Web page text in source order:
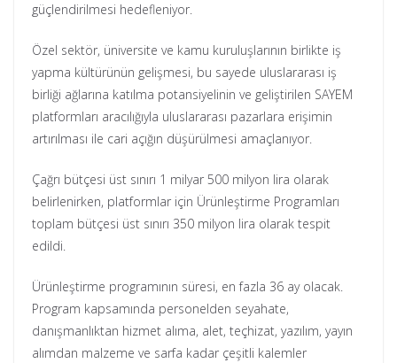
güçlendirilmesi hedefleniyor.
Özel sektör, üniversite ve kamu kuruluşlarının birlikte iş
yapma kültürünün gelişmesi, bu sayede uluslararası iş
birliği ağlarına katılma potansiyelinin ve geliştirilen SAYEM
platformları aracılığıyla uluslararası pazarlara erişimin
artırılması ile cari açığın düşürülmesi amaçlanıyor.
Çağrı bütçesi üst sınırı 1 milyar 500 milyon lira olarak
belirlenirken, platformlar için Ürünleştirme Programları
toplam bütçesi üst sınırı 350 milyon lira olarak tespit
edildi.
Ürünleştirme programının süresi, en fazla 36 ay olacak.
Program kapsamında personelden seyahate,
danışmanlıktan hizmet alıma, alet, teçhizat, yazılım, yayın
alımdan malzeme ve sarfa kadar çeşitli kalemler